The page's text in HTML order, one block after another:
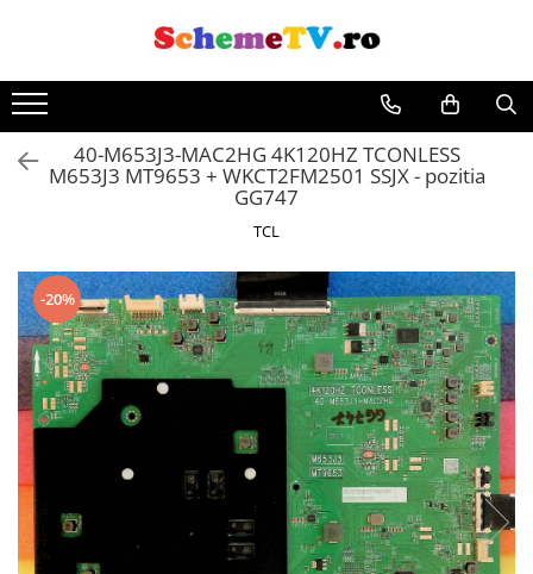
Toate Produsele
Placi de baza
Sursa alimentare
Seturi Benzi LED
Driver LED
Diverse
40-M653J3-MAC2HG 4K120HZ TCONLESS
M653J3 MT9653 + WKCT2FM2501 SSJX - pozitia
GG747
TCL
-20%